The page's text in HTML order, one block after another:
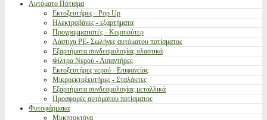
Αυτόματο Πότισμα
Εκτοξευτήρες - Pop Up
Ηλεκτροβάνες - εξαρτήματα
Προγραμματιστές - Κομπιούτερ
Λάστιχα PE- Σωλήνες αυτόματου ποτίσματος
Εξαρτήματα συνδεσμολογίας πλαστικά
Φίλτρα Νερού - Λιπαντήρες
Εκτοξευτήρες νερού - Επιφανείας
Μικροεκτοξευτήρες - Σταλάκτες
Εξαρτήματα συνδεσμολογίας μεταλλικά
Προσφορές αυτόματου ποτίσματος
Φυτοφάρμακα
Μυκητοκτόνα